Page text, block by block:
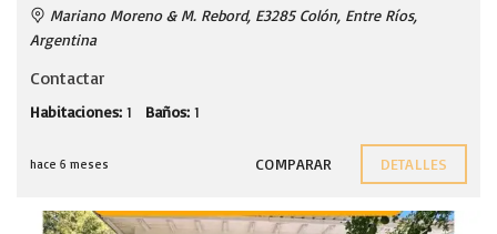
Mariano Moreno & M. Rebord, E3285 Colón, Entre Ríos,
Argentina
Contactar
Habitaciones: 1 Baños: 1
hace 6 meses COMPARAR DETALLES